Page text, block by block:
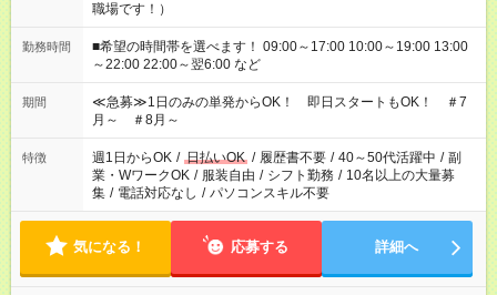
職場です！）
勤務時間
■希望の時間帯を選べます！ 09:00～17:00 10:00～19:00 13:00
～22:00 22:00～翌6:00 など
期間
≪急募≫1日のみの単発からOK！ 即日スタートもOK！ ＃7
月～ ＃8月～
特徴 週1日からOK / 日払いOK / 履歴書不要 / 40～50代活躍中 / 副
業・WワークOK / 服装自由 / シフト勤務 / 10名以上の大量募
集 / 電話対応なし / パソコンスキル不要
気になる！ 応募する 詳細へ